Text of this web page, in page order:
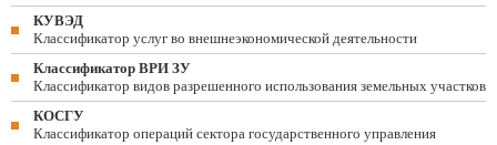
КУВЭД
Классификатор услуг во внешнеэкономической деятельности
Классификатор ВРИ ЗУ
Классификатор видов разрешенного использования земельных участков
КОСГУ
Классификатор операций сектора государственного управления